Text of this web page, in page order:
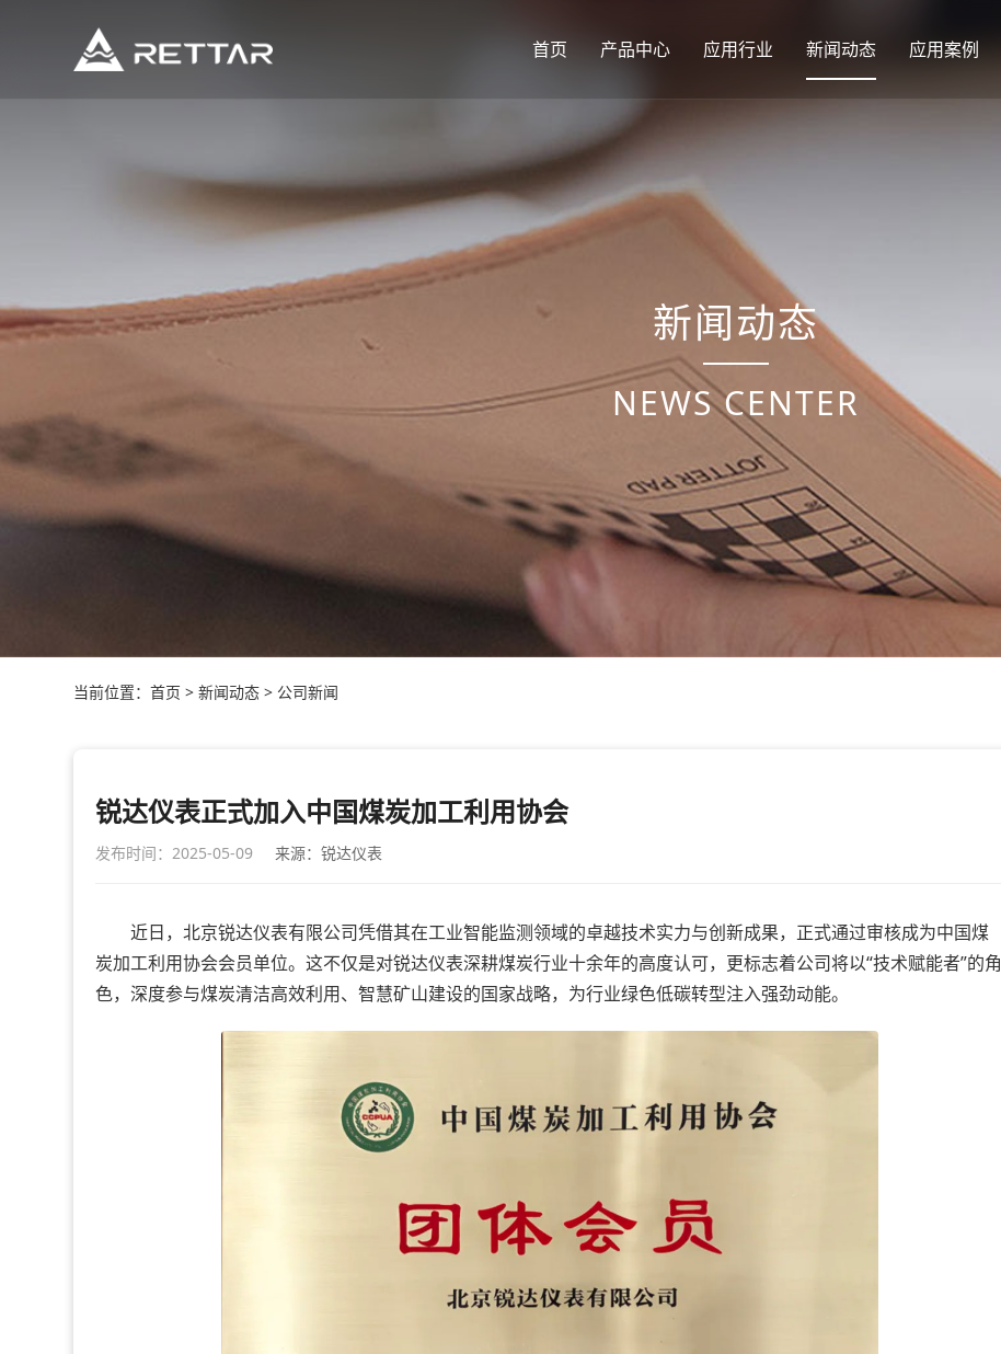
首页 产品中心 应用行业 新闻动态 应用案例
新闻动态
NEWS CENTER
当前位置：首页 > 新闻动态 > 公司新闻
锐达仪表正式加入中国煤炭加工利用协会
发布时间：2025-05-09 来源：锐达仪表
近日，北京锐达仪表有限公司凭借其在工业智能监测领域的卓越技术实力与创新成果，正式通过审核成为中国煤
炭加工利用协会会员单位。这不仅是对锐达仪表深耕煤炭行业十余年的高度认可，更标志着公司将以“技术赋能者”的角
色，深度参与煤炭清洁高效利用、智慧矿山建设的国家战略，为行业绿色低碳转型注入强劲动能。